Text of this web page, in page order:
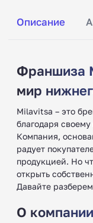
Описание
Франшиза
мир
Milavitsa – это
благодаря
Компания,
радует
продукцией. Но
открыть
Давайте
О компании